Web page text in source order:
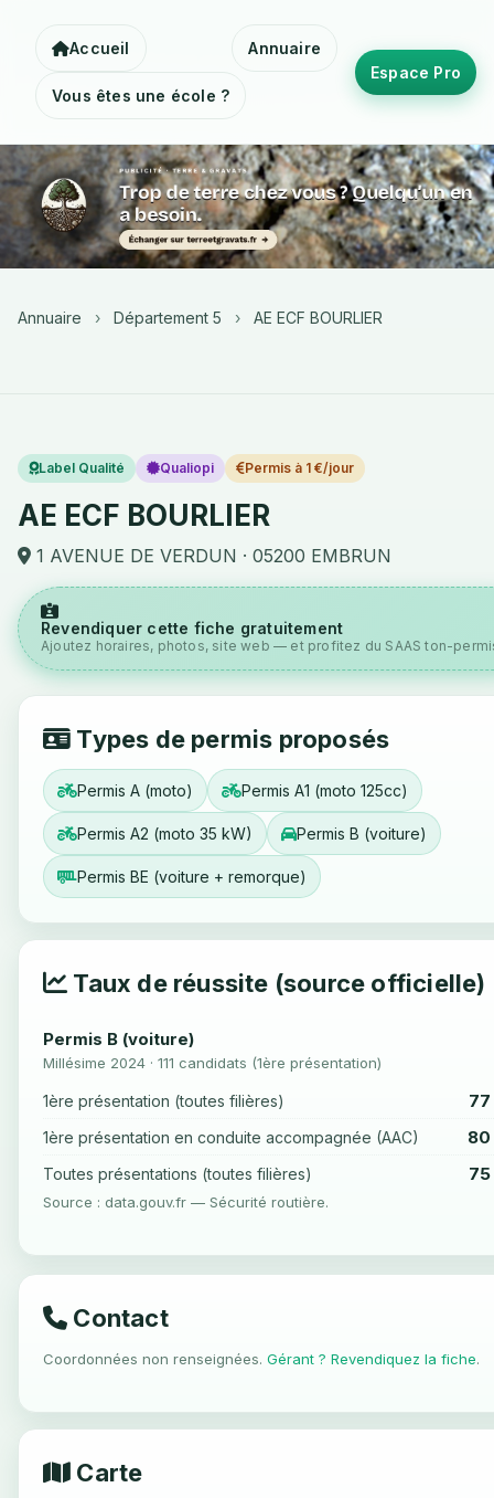
Accueil Annuaire
Vous êtes une école ?
Espace Pro
Annuaire › Département 5 › AE ECF BOURLIER
Label Qualité Qualiopi Permis à 1 €/jour
AE ECF BOURLIER
1 AVENUE DE VERDUN · 05200 EMBRUN
Revendiquer cette fiche gratuitement
Ajoutez horaires, photos, site web — et profitez du SAAS ton-
Types de permis proposés
Permis A (moto) Permis A1 (moto 125cc)
Permis A2 (moto 35 kW) Permis B (voiture)
Permis BE (voiture + remorque)
Taux de réussite (source officielle)
Permis B (voiture)
Millésime 2024 · 111 candidats (1ère présentation)
1ère présentation (toutes filières) 77
1ère présentation en conduite accompagnée (AAC) 80
Toutes présentations (toutes filières) 75
Source : data.gouv.fr — Sécurité routière.
Contact
Coordonnées non renseignées. Gérant ? Revendiquez la fiche.
Carte